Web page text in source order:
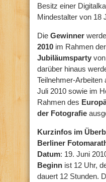
Besitz einer
Mindestalter von 18
Die Gewinner
2010 im Rahmen
Jubiläumsparty
darüber hinaus
Teilnehmer-Arbeiten
Juli 2010 sowie im
Rahmen des
der Fotografie
Kurzinfos im
Berliner
Datum: 19. Juni
Beginn ist 12 Uhr,
dauert 12 Stunden.